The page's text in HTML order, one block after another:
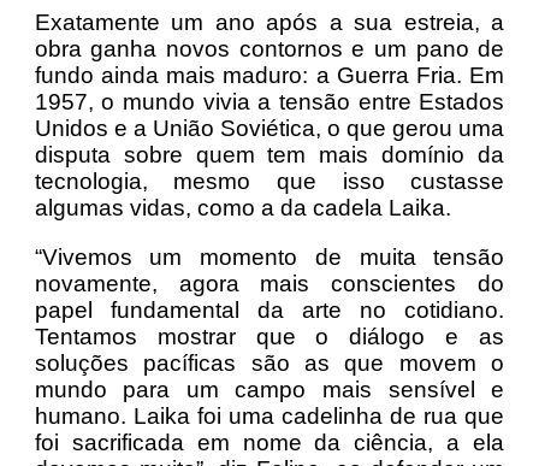
Exatamente um ano após a sua estreia, a
obra ganha novos contornos e um pano de
fundo ainda mais maduro: a Guerra Fria. Em
1957, o mundo vivia a tensão entre Estados
Unidos e a União Soviética, o que gerou uma
disputa sobre quem tem mais domínio da
tecnologia, mesmo que isso custasse
algumas vidas, como a da cadela Laika.
“Vivemos um momento de muita tensão
novamente, agora mais conscientes do
papel fundamental da arte no cotidiano.
Tentamos mostrar que o diálogo e as
soluções pacíficas são as que movem o
mundo para um campo mais sensível e
humano. Laika foi uma cadelinha de rua que
foi sacrificada em nome da ciência, a ela